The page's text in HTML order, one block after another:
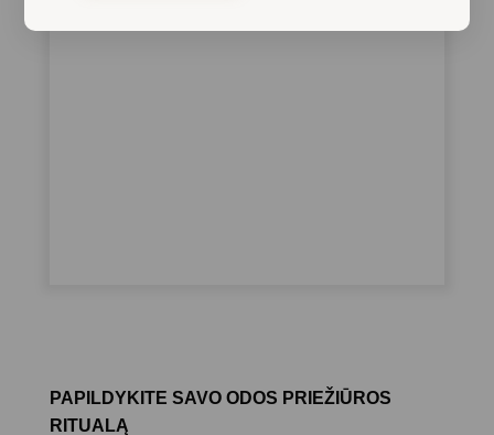
PAPILDYKITE SAVO ODOS PRIEŽIŪROS
RITUALĄ